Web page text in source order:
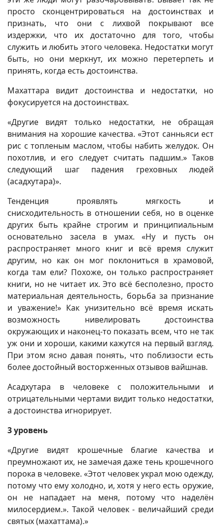
просто сконцентрироваться на достоинствах и
признать, что они с лихвой покрывают все
издержки, что их достаточно для того, чтобы
служить и любить этого человека. Недостатки могут
быть, но они меркнут, их можно перетерпеть и
принять, когда есть достоинства.
Махаттара видит достоинства и недостатки, но
фокусируется на достоинствах.
«Другие видят только недостатки, не обращая
внимания на хорошие качества. «Этот санньяси ест
рис с топленым маслом, чтобы набить желудок. Он
похотлив, и его следует считать падшим.» Таков
следующий шаг падения греховных людей
(асадхутара)».
Тенденция проявлять мягкость и
снисходительность в отношении себя, но в оценке
других быть крайне строгим и принципиальным
основательно засела в умах. «Ну и пусть он
распространяет много книг и всё время служит
другим, но как он мог поклониться в храмовой,
когда там ели? Похоже, он только распространяет
книги, но не читает их. Это всё бесполезно, просто
материальная деятельность, борьба за признание
и уважение!» Как унизительно всё время искать
возможность нивелировать достоинства
окружающих и наконец-то показать всем, что не так
уж они и хороши, какими кажутся на первый взгляд.
При этом ясно давая понять, что поблизости есть
более достойный восторженных отзывов вайшнав.
Асадхутара в человеке с положительными и
отрицательными чертами видит только недостатки,
а достоинства игнорирует.
3 уровень
«Другие видят крошечные благие качества и
преумножают их, не замечая даже тень крошечного
порока в человеке. «Этот человек украл мою одежду,
потому что ему холодно, и, хотя у него есть оружие,
он не нападает на меня, потому что наделён
милосердием.». Такой человек - величайший среди
святых (махаттама).»